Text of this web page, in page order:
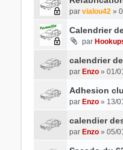
par vialou42»
Calendrier
par
calendrier
par Enzo» 01/
Adhesion
par Enzo» 13/
calendier
par Enzo» 05/